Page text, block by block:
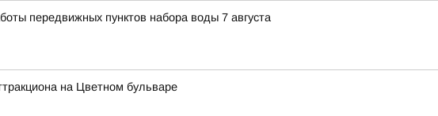
передвижных пунктов набора воды 7 августа
на Цветном бульваре